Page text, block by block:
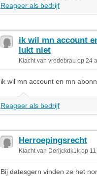
Reageer als bedrijf
ik wil mn account
lukt niet
Klacht van vredebrau op 24
ik wil mn account en mn
Reageer als bedrijf
Herroepingsrecht
Klacht van Derijckdk1k op
Bij datesgern vinden ze het